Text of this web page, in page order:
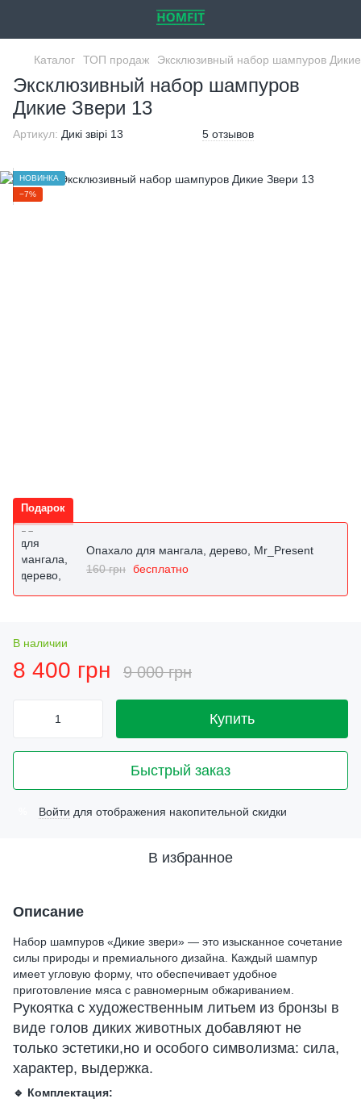
Каталог ТОП продаж Эксклюзивный набор шампуров
Эксклюзивный набор шампуров
Дикие Звери 13
Артикул: Дикі звірі 13 5 отзывов
НОВИНКА
−7%
Подарок
Опахало для мангала, дерево, Mr_Present
160 грн бесплатно
В наличии
8 400 грн 9 000 грн
Купить
Быстрый заказ
Войти для отображения накопительной скидки
В избранное
Описание
Набор шампуров «Дикие звери» — это изысканное сочетание
силы природы и премиального дизайна. Каждый шампур
имеет угловую форму, что обеспечивает удобное
приготовление мяса с равномерным обжариванием.
Рукоятка с художественным литьем из бронзы в
виде голов диких животных добавляют не
только эстетики,но и особого символизма: сила,
характер, выдержка.
🔹 Комплектация: